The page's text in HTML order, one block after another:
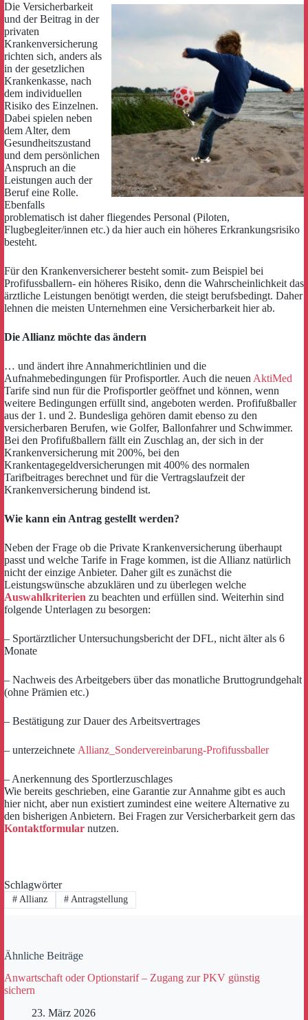
Die Versicherbarkeit
und der Beitrag in der
privaten
Krankenversicherung
richten sich, anders als
in der gesetzlichen
Krankenkasse, nach
dem individuellen
Risiko des Einzelnen.
Dabei spielen neben
dem Alter, dem
Gesundheitszustand
und dem persönlichen
Anspruch an die
Leistungen auch der
Beruf eine Rolle.
Ebenfalls
problematisch ist daher fliegendes Personal (Piloten,
Flugbegleiter/innen etc.) da hier auch ein höheres Erkrankungsrisiko
besteht.
Für den Krankenversicherer besteht somit- zum Beispiel bei
Profifussballern- ein höheres Risiko, denn die Wahrscheinlichkeit das
ärztliche Leistungen benötigt werden, die steigt berufsbedingt. Daher
lehnen die meisten Unternehmen eine Versicherbarkeit hier ab.
Die Allianz möchte das ändern
… und ändert ihre Annahmerichtlinien und die
Aufnahmebedingungen für Profisportler. Auch die neuen AktiMed
Tarife sind nun für die Profisportler geöffnet und können, wenn
weitere Bedingungen erfüllt sind, angeboten werden. Profifußballer
aus der 1. und 2. Bundesliga gehören damit ebenso zu den
versicherbaren Berufen, wie Golfer, Ballonfahrer und Schwimmer.
Bei den Profifußballern fällt ein Zuschlag an, der sich in der
Krankenversicherung mit 200%, bei den
Krankentagegeldversicherungen mit 400% des normalen
Tarifbeitrages berechnet und für die Vertragslaufzeit der
Krankenversicherung bindend ist.
Wie kann ein Antrag gestellt werden?
Neben der Frage ob die Private Krankenversicherung überhaupt
passt und welche Tarife in Frage kommen, ist die Allianz natürlich
nicht der einzige Anbieter. Daher gilt es zunächst die
Leistungswünsche abzuklären und zu überlegen welche
Auswahlkriterien zu beachten und erfüllen sind. Weiterhin sind
folgende Unterlagen zu besorgen:
– Sportärztlicher Untersuchungsbericht der DFL, nicht älter als 6
Monate
– Nachweis des Arbeitgebers über das monatliche Bruttogrundgehalt
(ohne Prämien etc.)
– Bestätigung zur Dauer des Arbeitsvertrages
– unterzeichnete Allianz_Sondervereinbarung-Profifussballer
– Anerkennung des Sportlerzuschlages
Wie bereits geschrieben, eine Garantie zur Annahme gibt es auch
hier nicht, aber nun existiert zumindest eine weitere Alternative zu
den bisherigen Anbietern. Bei Fragen zur Versicherbarkeit gern das
Kontaktformular nutzen.
Schlagwörter
#Allianz #Antragstellung
Ähnliche Beiträge
Anwartschaft oder Optionstarif – Zugang zur PKV günstig
sichern
23. März 2026